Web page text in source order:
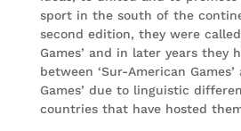
sport in the south of the
second edition, they were
Games’ and in later years they
between ‘Sur-American
Games’ due to linguistic
countries that have hosted